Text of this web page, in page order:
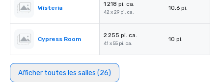
Wisteria
1 218 pi. ca.
42 x 29 pi. ca.
10,6 pi.
Cypress Room
2 255 pi. ca.
41 x 55 pi. ca.
10 pi.
Afficher toutes les salles (26)